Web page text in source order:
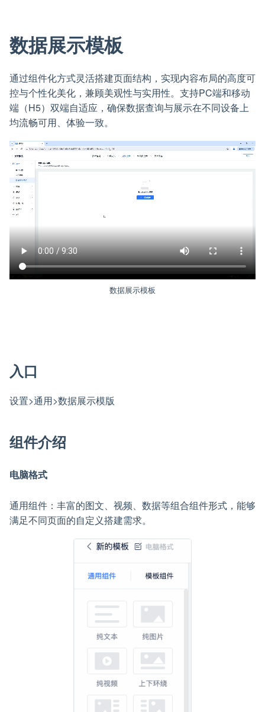
数据展示模板
通过组件化方式灵活搭建页面结构，实现内容布局的高度可
控与个性化美化，兼顾美观性与实用性。支持PC端和移动
端（H5）双端自适应，确保数据查询与展示在不同设备上
均流畅可用、体验一致。
数据展示模板
入口
设置>通用>数据展示模版
组件介绍
电脑格式
通用组件：丰富的图文、视频、数据等组合组件形式，能够
满足不同页面的自定义搭建需求。